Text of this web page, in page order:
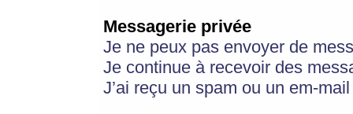
Messagerie privée
Je ne peux pas envoyer de
Je continue à recevoir des
J’ai reçu un spam ou un em-